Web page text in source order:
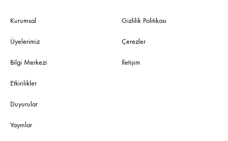
Kurumsal
Üyelerimiz
Bilgi Merkezi
Etkinlikler
Duyurular
Yayınlar
Gizlilik Politikası
Çerezler
İletişim